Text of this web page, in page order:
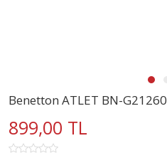
Benetton ATLET BN-G21260
899,00 TL